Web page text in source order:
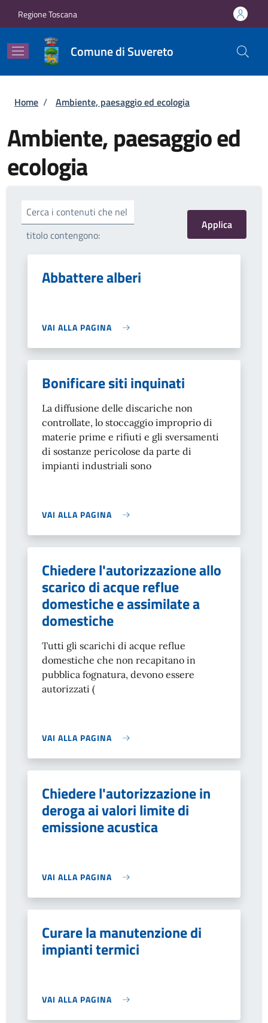
Regione Toscana
Comune di Suvereto
Briciole di pane
Home / Ambiente, paesaggio ed ecologia
Ambiente, paesaggio ed
ecologia
Cerca i contenuti che nel
titolo contengono:
Abbattere alberi
VAI ALLA PAGINA
Bonificare siti inquinati
La diffusione delle discariche non
controllate, lo stoccaggio improprio di
materie prime e rifiuti e gli sversamenti
di sostanze pericolose da parte di
impianti industriali sono
VAI ALLA PAGINA
Chiedere l'autorizzazione allo
scarico di acque reflue
domestiche e assimilate a
domestiche
Tutti gli scarichi di acque reflue
domestiche che non recapitano in
pubblica fognatura, devono essere
autorizzati (
VAI ALLA PAGINA
Chiedere l'autorizzazione in
deroga ai valori limite di
emissione acustica
VAI ALLA PAGINA
Curare la manutenzione di
impianti termici
VAI ALLA PAGINA